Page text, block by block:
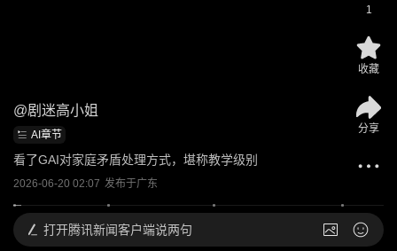
@剧迷高小姐
AI章节
看了GAI对家庭矛盾处理方式，堪称教学级别
2026-06-20 02:07 发布于广东
1
收藏
分享
打开腾讯新闻客户端说两句